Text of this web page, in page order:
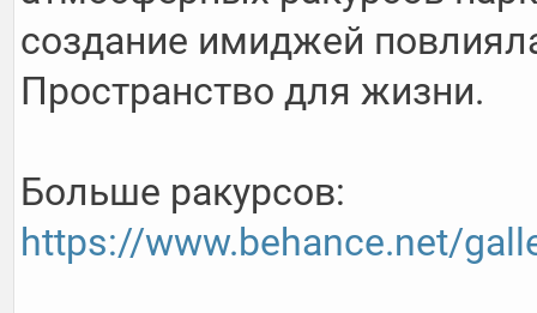
создание имиджей
Пространство для жизни.
https://www.behance.net/